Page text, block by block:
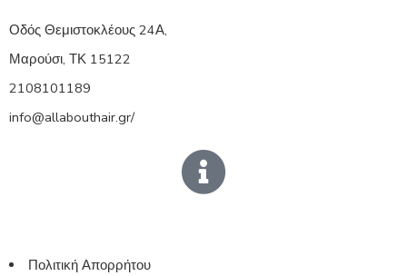
Οδός Θεμιστοκλέους 24Α,
Μαρούσι, ΤΚ 15122
2108101189
info@allabouthair.gr/
Πολιτική Απορρήτου